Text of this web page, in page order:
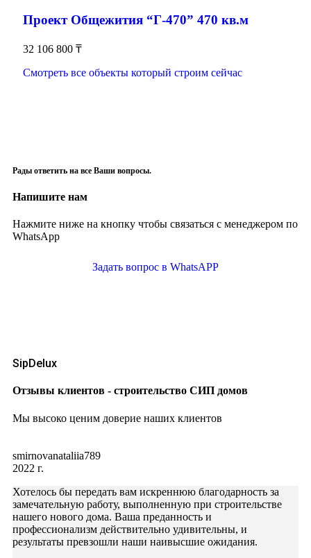
Проект Общежития “Г-470” 470 кв.м
32 106 800 ₸
Смотреть все объекты который строим сейчас
Рады ответить на все Ваши вопросы.
Напишите нам
Нажмите ниже на кнопку чтобы связаться с менеджером по
WhatsApp
Задать вопрос в WhatsAPP
SipDelux
Отзывы клиентов - строительство СИП домов
Мы высоко ценим доверие наших клиентов
smirnovanataliia789
2022 г.
Хотелось бы передать вам искреннюю благодарность за
замечательную работу, выполненную при строительстве
нашего нового дома. Ваша преданность и
профессионализм действительно удивительны, и
результаты превзошли наши наивысшие ожидания.